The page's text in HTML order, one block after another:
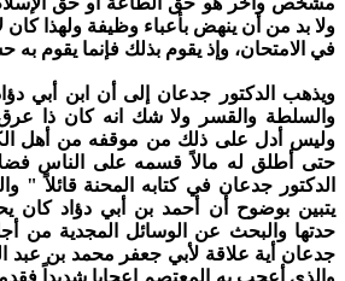
ولا بد من أن ينهض بأعباء وظيفة ولهذا
في الامتحان، وإذ يقوم بذلك فإنما يقوم
ويذهب الدكتور جدعان إلى أن ابن أبي
والسلطة والقسر ولا شك انه كان ذا
وليس أدل على ذلك من موقفه من أهل
حتى أطلق له مالاً قسمه على الناس
الدكتور جدعان في كتابه المحنة قائلاً "
يتبين بوضوح أن أحمد بن أبي دؤاد كان
حدتها والبحث عن الوسائل المجدية من
جدعان أية علاقة لأبي جعفر محمد بن عبد
والذي أعجب به المعتصم إعجابا شديداً